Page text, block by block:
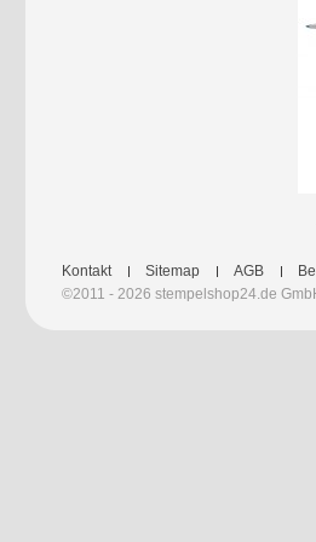
Kontakt Sitemap AGB
©2011 - 2026 stempelshop24.de